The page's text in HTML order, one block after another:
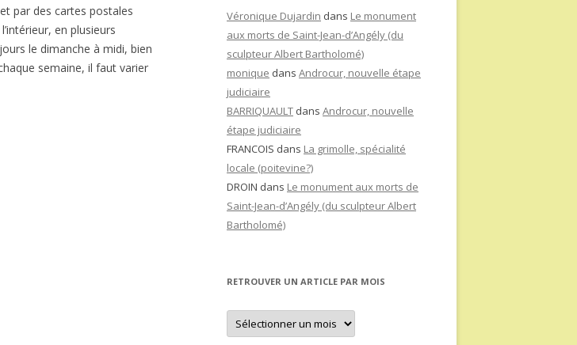
par des cartes postales
en plusieurs
le dimanche à midi, bien
semaine, il faut varier
Véronique Dujardin dans Le monument
aux morts de Saint-Jean-d’Angély (du
sculpteur Albert Bartholomé)
monique dans Androcur, nouvelle étape
judiciaire
BARRIQUAULT dans Androcur, nouvelle
étape judiciaire
FRANCOIS dans La grimolle, spécialité
locale (poitevine?)
DROIN dans Le monument aux morts de
Saint-Jean-d’Angély (du sculpteur Albert
Bartholomé)
RETROUVER UN ARTICLE PAR MOIS
Retrouver
un
article